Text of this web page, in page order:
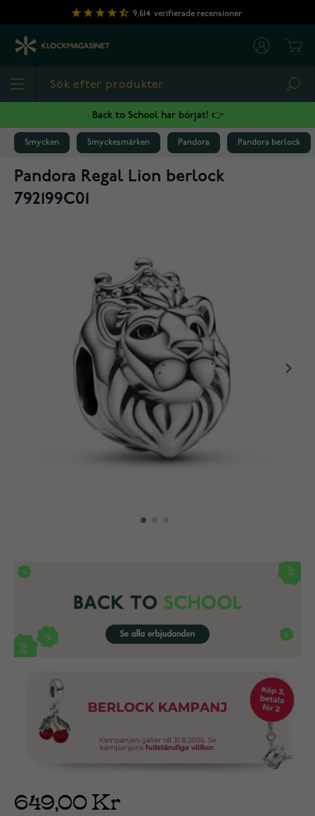
Hoppa till innehållet
9,614 verifierade recensioner
Back to School har börjat! 👉
Smycken Smyckesmärken Pandora Pandora berlock
Pandora Regal Lion berlock
792199C01
649,00 Kr